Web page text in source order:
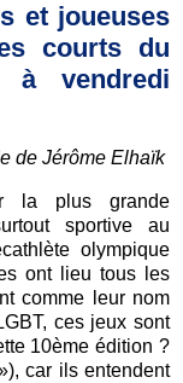
et joueuses
courts du
à vendredi
de Jérôme Elhaïk
la plus grande
sportive au
olympique
ont lieu tous les
comme leur nom
ces jeux sont
10ème édition ?
car ils entendent